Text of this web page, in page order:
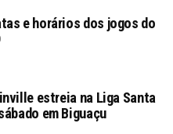
e horários dos jogos do
estreia na Liga Santa
em Biguaçu